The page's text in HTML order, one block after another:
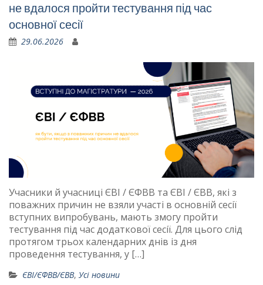
не вдалося пройти тестування під час
основної сесії
29.06.2026
Учасники й учасниці ЄВІ / ЄФВВ та ЄВІ / ЄВВ, які з
поважних причин не взяли участі в основній сесії
вступних випробувань, мають змогу пройти
тестування під час додаткової сесії. Для цього слід
протягом трьох календарних днів із дня
проведення тестування, у […]
ЄВІ/ЄФВВ/ЄВВ, Усі новини